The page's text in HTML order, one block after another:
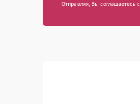
Отправляя, Вы соглашаетесь с